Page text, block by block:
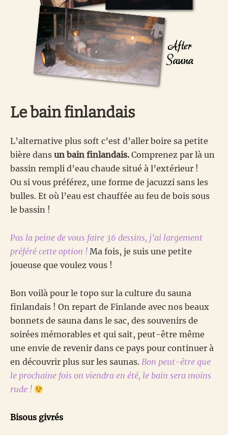
Le bain finlandais
L’alternative plus soft c’est d’aller boire sa petite
bière dans un bain finlandais. Comprenez par là un
bassin rempli d’eau chaude situé à l’extérieur !
Ou si vous préférez, une forme de jacuzzi sans les
bulles. Et où l’eau est chauffée au feu de bois sous
le bassin !
Pas la peine de vous faire 36 dessins, j’ai largement
préféré cette option ! Ma fois, je suis une petite
joueuse que voulez vous !
Bon voilà pour le topo sur la culture du sauna
finlandais ! On repart de Finlande avec nos beaux
bonnets de sauna dans le sac, des souvenirs de
soirées mémorables et qui sait, peut-être même
une envie de revenir dans ce pays pour continuer à
en découvrir plus sur les saunas. Bon peut-être que
le prochaine fois on viendra en été, le bain sera moins
rude !
Bisous givrés